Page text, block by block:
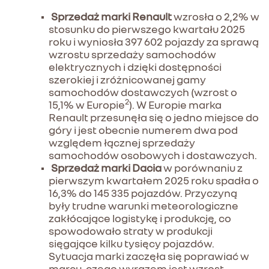
Sprzedaż marki Renaultwzrosła o 2,2% w
stosunku do pierwszego kwartału 2025
roku i wyniosła 397 602 pojazdy za sprawą
wzrostu sprzedaży samochodów
elektrycznych i dzięki dostępności
szerokiej i zróżnicowanej gamy
samochodów dostawczych (wzrost o
15,1% w Europie2). W Europie marka
Renault przesunęła się o jedno miejsce do
góry i jest obecnie numerem dwa pod
względem łącznej sprzedaży
samochodów osobowych i dostawczych.
Sprzedaż marki Daciaw porównaniu z
pierwszym kwartałem 2025 roku spadła o
16,3% do 145 335 pojazdów. Przyczyną
były trudne warunki meteorologiczne
zakłócające logistykę i produkcję, co
spowodowało straty w produkcji
sięgające kilku tysięcy pojazdów.
Sytuacja marki zaczęła się poprawiać w